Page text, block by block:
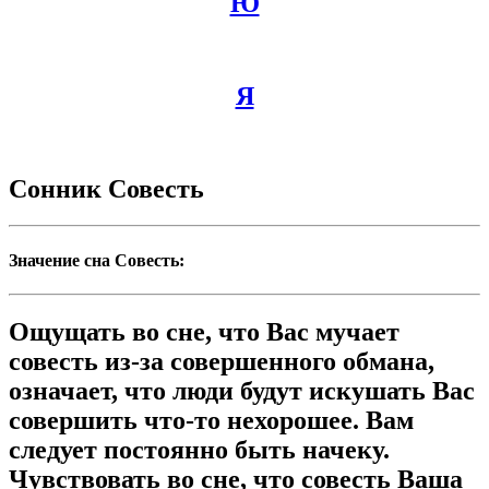
Я
Сонник Совесть
Значение сна Совесть:
Ощущать во сне, что Вас мучает
совесть из-за совершенного обмана,
означает, что люди будут искушать Вас
совершить что-то нехорошее. Вам
следует постоянно быть начеку.
Чувствовать во сне, что совесть Ваша